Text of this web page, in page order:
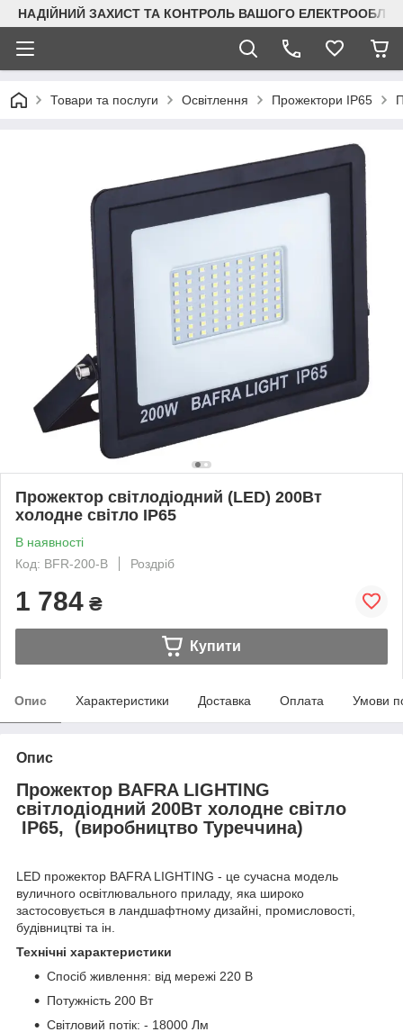
НАДІЙНИЙ ЗАХИСТ ТА КОНТРОЛЬ ВАШОГО
Товари та послуги Освітлення Прожектори IP65
Прожектор світлодіодний (LED) 200Вт
холодне світло IP65
В наявності
Код: BFR-200-B
Роздріб
1 784 ₴
Купити
Опис Характеристики Доставка Оплата Умови
Опис
Прожектор BAFRA LIGHTING
світлодіодний 200Вт холодне світло
IP65, (виробництво Туреччина)
LED прожектор BAFRA LIGHTING - це сучасна модель
вуличного освітлювального приладу, яка широко
застосовується в ландшафтному дизайні, промисловості,
будівництві та ін.
Технічні характеристики
Спосіб живлення: від мережі 220 В
Потужність 200 Вт
Світловий потік: - 18000 Лм